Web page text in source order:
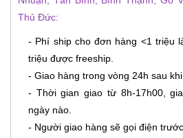
Thủ Đức:
- Phí ship cho đơn hàng <1 triệu
triệu được freeship.
- Giao hàng trong vòng 24h sau
- Thời gian giao từ 8h-17h00,
ngày nào.
- Người giao hàng sẽ gọi điện